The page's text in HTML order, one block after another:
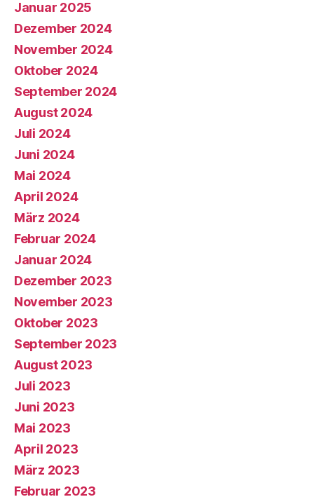
Januar 2025
Dezember 2024
November 2024
Oktober 2024
September 2024
August 2024
Juli 2024
Juni 2024
Mai 2024
April 2024
März 2024
Februar 2024
Januar 2024
Dezember 2023
November 2023
Oktober 2023
September 2023
August 2023
Juli 2023
Juni 2023
Mai 2023
April 2023
März 2023
Februar 2023